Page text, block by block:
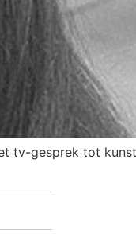
tv-gesprek tot